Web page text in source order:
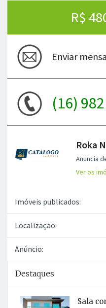
R$
Enviar
(16)
Roka
Anuncia
Ver os
Imóveis publicados:
Localização:
Anúncio:
Destaques
Sala